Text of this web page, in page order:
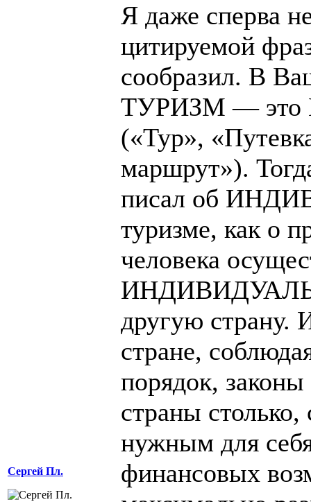
Сергей Пл.
Я даже сперва
цитируемой
сообразил. В
ТУРИЗМ — это
(«Тур»,
маршрут»).
писал об
туризме, как о
человека
другую страну.
стране,
порядок,
страны столько,
нужным для
финансовых